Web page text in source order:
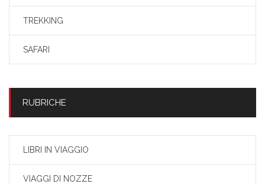
TREKKING
SAFARI
RUBRICHE
LIBRI IN VIAGGIO
VIAGGI DI NOZZE